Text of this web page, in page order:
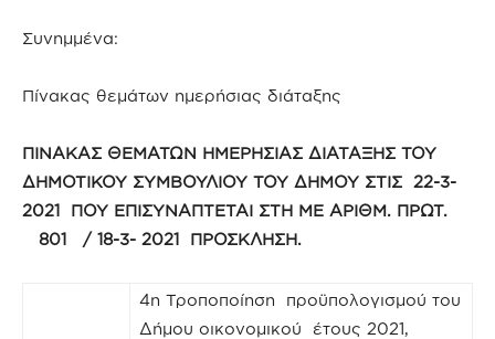
Συνημμένα:
Πίνακας θεμάτων ημερήσιας διάταξης
ΠΙΝΑΚΑΣ ΘΕΜΑΤΩΝ ΗΜΕΡΗΣΙΑΣ ΔΙΑΤΑΞΗΣ ΤΟΥ
ΔΗΜΟΤΙΚΟΥ ΣΥΜΒΟΥΛΙΟΥ ΤΟΥ ΔΗΜΟΥ ΣΤΙΣ 22-3-
2021 ΠΟΥ ΕΠΙΣΥΝΑΠΤΕΤΑΙ ΣΤΗ ΜΕ ΑΡΙΘΜ. ΠΡΩΤ.
801 / 18-3- 2021 ΠΡΟΣΚΛΗΣΗ.
4η Τροποποίηση προϋπολογισμού του
Δήμου οικονομικού έτους 2021,